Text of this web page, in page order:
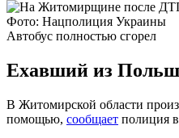
Фото: Нацполиция Украины
Автобус полностью сгорел
Ехавший из
В Житомирской области
помощью, сообщает полиция в